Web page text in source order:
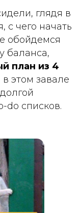
глядя в
с чего начать
обойдемся
баланса,
план из 4
в этом завале
do списков.